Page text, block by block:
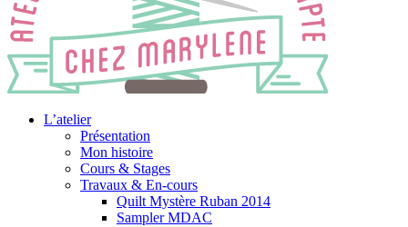
L’atelier
Présentation
Mon histoire
Cours & Stages
Travaux & En-cours
Quilt Mystère Ruban 2014
Sampler MDAC